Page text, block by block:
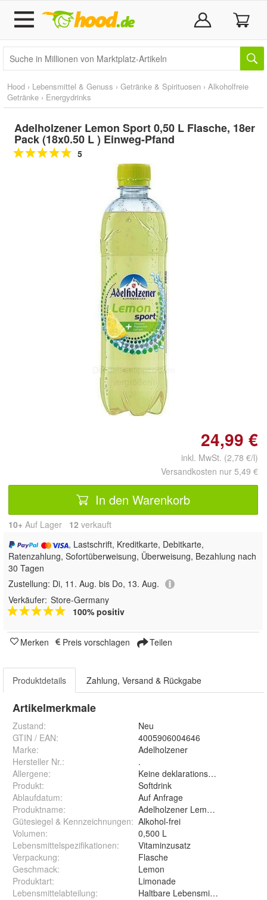
Hood › Lebensmittel & Genuss › Getränke & Spirituosen › Alkoholfreie
Getränke › Energydrinks
Adelholzener Lemon Sport 0,50 L Flasche, 18er
Pack (18x0.50 L ) Einweg-Pfand
5
Doppelt antippen zum
24,99 €
inkl. MwSt. (2,78 €/l)
Versandkosten nur 5,49 €
In den Warenkorb
10+ Auf Lager 12 verkauft
, Lastschrift, Kreditkarte, Debitkarte,
Ratenzahlung, Sofortüberweisung, Überweisung, Bezahlung nach
30 Tagen
Zustellung: Di, 11. Aug. bis Do, 13. Aug.
Verkäufer: Store-Germany
100% positiv
Merken Preis vorschlagen Teilen
Produktdetails Zahlung, Versand & Rückgabe
Artikelmerkmale
Zustand:
Neu
GTIN / EAN:
4005906004646
Marke:
Adelholzener
Hersteller Nr.:
.
Allergene:
Keine deklarationspflichtigen
Produkt:
Softdrink
Ablaufdatum:
Auf Anfrage
Produktname:
Adelholzener Lemon Sport
Gütesiegel & Kennzeichnungen: Alkohol-frei
Volumen:
0,500 L
Lebensmittelspezifikationen:
Vitaminzusatz
Verpackung:
Flasche
Geschmack:
Lemon
Produktart:
Limonade
Lebensmittelabteilung: Haltbare Lebensmittel